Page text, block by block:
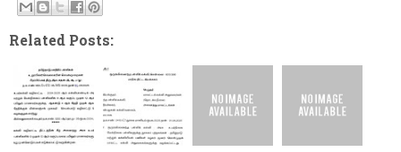
Related Posts: